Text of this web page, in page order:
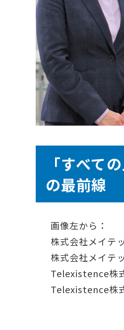
「すべて
の最前線
画像左から：
株式会社メイテ
株式会社メイテ
Telexistence株
Telexistence株